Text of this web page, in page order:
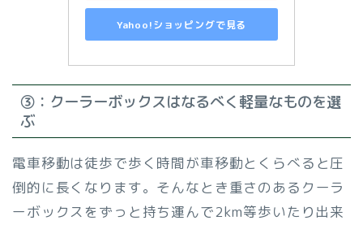
Yahoo!ショッピングで見る
③：クーラーボックスはなるべく軽量なものを選
ぶ
電車移動は徒歩で歩く時間が車移動とくらべると圧
倒的に長くなります。そんなとき重さのあるクーラ
ーボックスをずっと持ち運んで2km等歩いたり出来